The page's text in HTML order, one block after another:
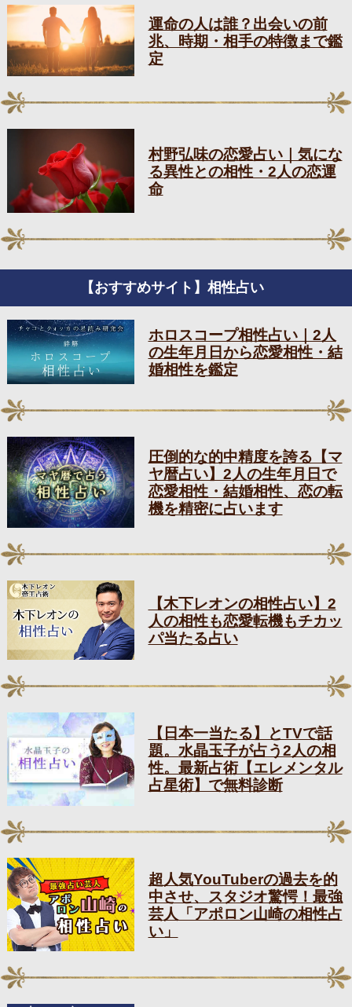
運命の人は誰？出会いの前
兆、時期・相手の特徴まで鑑
定
村野弘味の恋愛占い｜気にな
る異性との相性・2人の恋運
命
【おすすめサイト】相性占い
ホロスコープ相性占い｜2人
の生年月日から恋愛相性・結
婚相性を鑑定
圧倒的な的中精度を誇る【マ
ヤ暦占い】2人の生年月日で
恋愛相性・結婚相性、恋の転
機を精密に占います
【木下レオンの相性占い】2
人の相性も恋愛転機もチカッ
パ当たる占い
【日本一当たる】とTVで話
題。水晶玉子が占う2人の相
性。最新占術【エレメンタル
占星術】で無料診断
超人気YouTuberの過去を的
中させ、スタジオ驚愕！最強
芸人「アポロン山崎の相性占
い」